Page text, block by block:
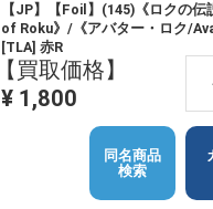
【JP】【Foil】(145)《ロクの伝
of Roku》/《アバター・ロク/
[TLA] 赤R
【買取価格】
¥ 1,800
同名商品
検索